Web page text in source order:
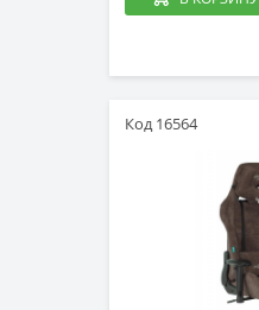
Код 16564